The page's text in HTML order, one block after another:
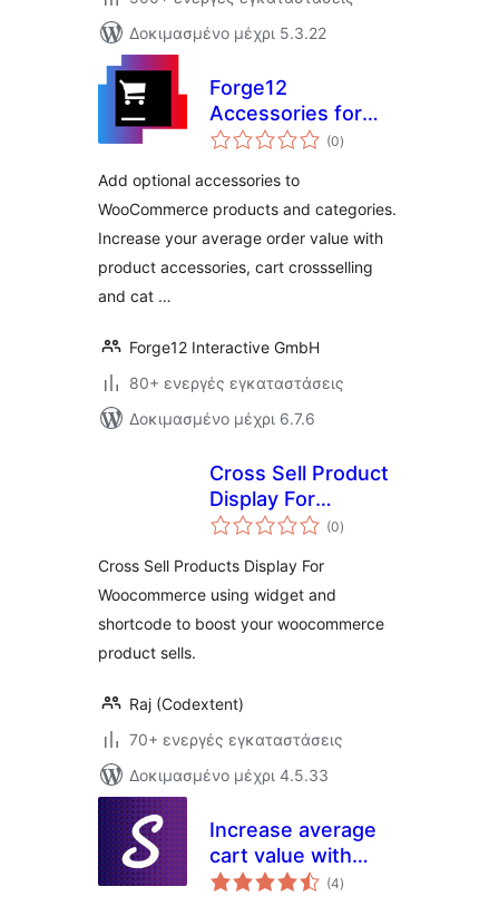
Δοκιμασμένο μέχρι 5.3.22
Forge12
Accessories for
WooCommerce
(0αξιολογήσεις
σύνολο
)
Add optional accessories to
WooCommerce products and categories.
Increase your average order value with
product accessories, cart crossselling
and cat …
Forge12 Interactive GmbH
80+ ενεργές εγκαταστάσεις
Δοκιμασμένο μέχρι 6.7.6
Cross Sell Product
Display For
Woocommerce
(0αξιολογήσεις
σύνολο
)
Cross Sell Products Display For
Woocommerce using widget and
shortcode to boost your woocommerce
product sells.
Raj (Codextent)
70+ ενεργές εγκαταστάσεις
Δοκιμασμένο μέχρι 4.5.33
Increase average
cart value with
Cross-Sell – (4αξιολογήσεις
σύνολο
)